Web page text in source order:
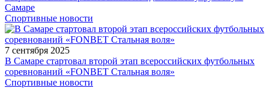
Самаре
Спортивные новости
7 сентября 2025
В Самаре стартовал второй этап всероссийских футбольных
соревнований «FONBET Стальная воля»
Спортивные новости